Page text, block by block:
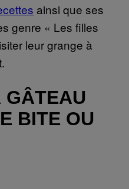
ainsi que ses
genre « Les filles
leur grange à
GÂTEAU
BITE OU